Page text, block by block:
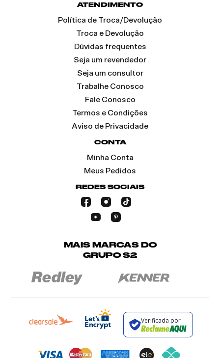
ATENDIMENTO
Política de Troca/Devolução
Troca e Devolução
Dúvidas frequentes
Seja um revendedor
Seja um consultor
Trabalhe Conosco
Fale Conosco
Termos e Condições
Aviso de Privacidade
CONTA
Minha Conta
Meus Pedidos
REDES SOCIAIS
MAIS MARCAS DO
GRUPO S2
Verificada por